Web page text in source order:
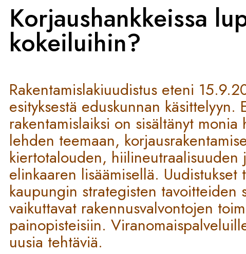
Korjaushankkeissa
kokeiluihin?
Rakentamislakiuudistus eteni
esityksestä eduskunnan käsittelyyn.
rakentamislaiksi on sisältänyt monia
lehden teemaan,
kiertotalouden, hiilineutraalisuuden
elinkaaren lisäämisellä. Uudistukset
kaupungin strategisten tavoitteiden
vaikuttavat rakennusvalvontojen
painopisteisiin.
uusia tehtäviä.